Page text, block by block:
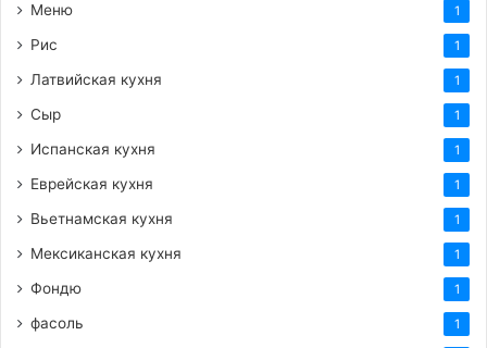
Меню 1
Рис 1
Латвийская кухня 1
Сыр 1
Испанская кухня 1
Еврейская кухня 1
Вьетнамская кухня 1
Мексиканская кухня 1
Фондю 1
фасоль 1